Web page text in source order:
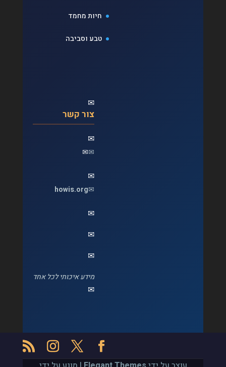
חיות מחמד
טבע וסביבה
✉
צור קשר
✉
✉
✉
✉
✉
howis.org
✉
✉
✉
מידע איכותי לכל אחד
✉